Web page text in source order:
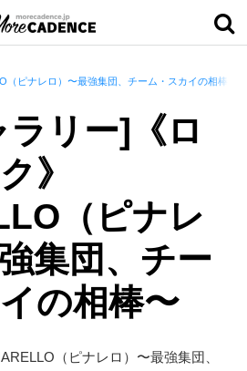
（ピナレロ）〜最強集団、チーム・スカイの相棒〜
リー]《ロ
》
（ピナレ
集団、チー
の相棒〜
（ピナレロ）〜最強集団、